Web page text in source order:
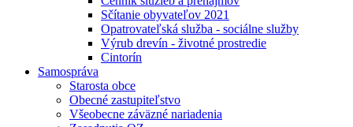
Sčítanie obyvateľov 2021
Opatrovateľská služba - sociálne služby
Výrub drevín - životné prostredie
Cintorín
Samospráva
Starosta obce
Obecné zastupiteľstvo
Všeobecne záväzné nariadenia